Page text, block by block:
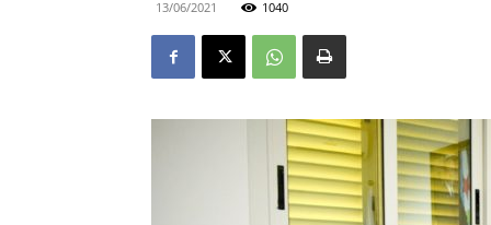
13/06/2021 1040